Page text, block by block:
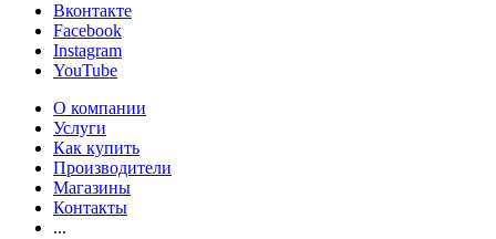
Вконтакте
Facebook
Instagram
YouTube
О компании
Услуги
Как купить
Производители
Магазины
Контакты
...